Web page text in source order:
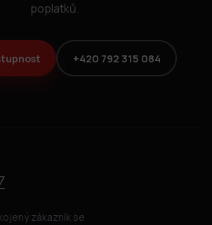
poplatků.
+420 792 315 084
zákazník se